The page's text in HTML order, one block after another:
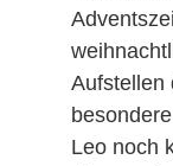
Aufstellen
Leo noch